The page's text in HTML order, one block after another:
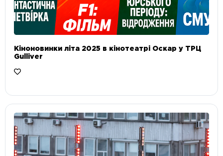
Кіноновинки літа 2025 в кінотеатрі Оскар у ТРЦ
Gulliver